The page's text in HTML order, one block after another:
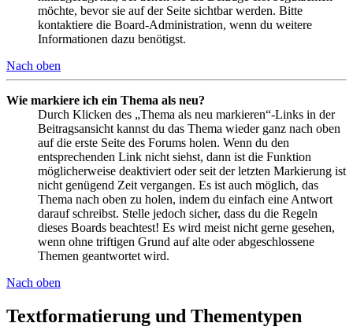
möchte, bevor sie auf der Seite sichtbar werden. Bitte
kontaktiere die Board-Administration, wenn du weitere
Informationen dazu benötigst.
Nach oben
Wie markiere ich ein Thema als neu?
Durch Klicken des „Thema als neu markieren“-Links in der
Beitragsansicht kannst du das Thema wieder ganz nach oben
auf die erste Seite des Forums holen. Wenn du den
entsprechenden Link nicht siehst, dann ist die Funktion
möglicherweise deaktiviert oder seit der letzten Markierung ist
nicht genügend Zeit vergangen. Es ist auch möglich, das
Thema nach oben zu holen, indem du einfach eine Antwort
darauf schreibst. Stelle jedoch sicher, dass du die Regeln
dieses Boards beachtest! Es wird meist nicht gerne gesehen,
wenn ohne triftigen Grund auf alte oder abgeschlossene
Themen geantwortet wird.
Nach oben
Textformatierung und Thementypen